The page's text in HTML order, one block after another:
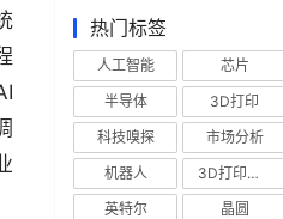
热门标签
人工智能 芯片
半导体
3D打印
科技嗅探
市场分析
机器人
3D打印技术
英特尔
晶圆